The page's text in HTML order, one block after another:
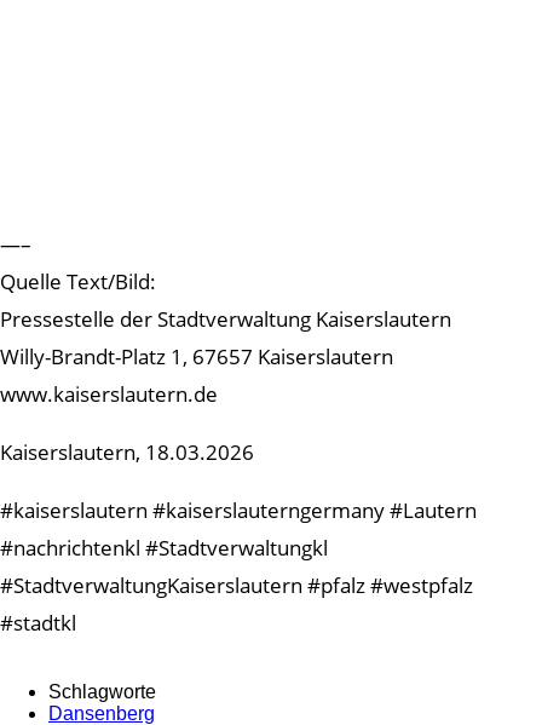
—–
Quelle Text/Bild:
Pressestelle der Stadtverwaltung Kaiserslautern
Willy-Brandt-Platz 1, 67657 Kaiserslautern
www.kaiserslautern.de
Kaiserslautern, 18.03.2026
#kaiserslautern #kaiserslauterngermany #Lautern
#nachrichtenkl #Stadtverwaltungkl
#StadtverwaltungKaiserslautern #pfalz #westpfalz
#stadtkl
Schlagworte
Dansenberg